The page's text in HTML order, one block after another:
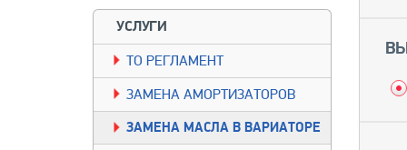
УСЛУГИ
TО РЕГЛАМЕНТ
ЗАМЕНА АМОРТИЗАТОРОВ
ЗАМЕНА МАСЛА В ВАРИАТОРЕ